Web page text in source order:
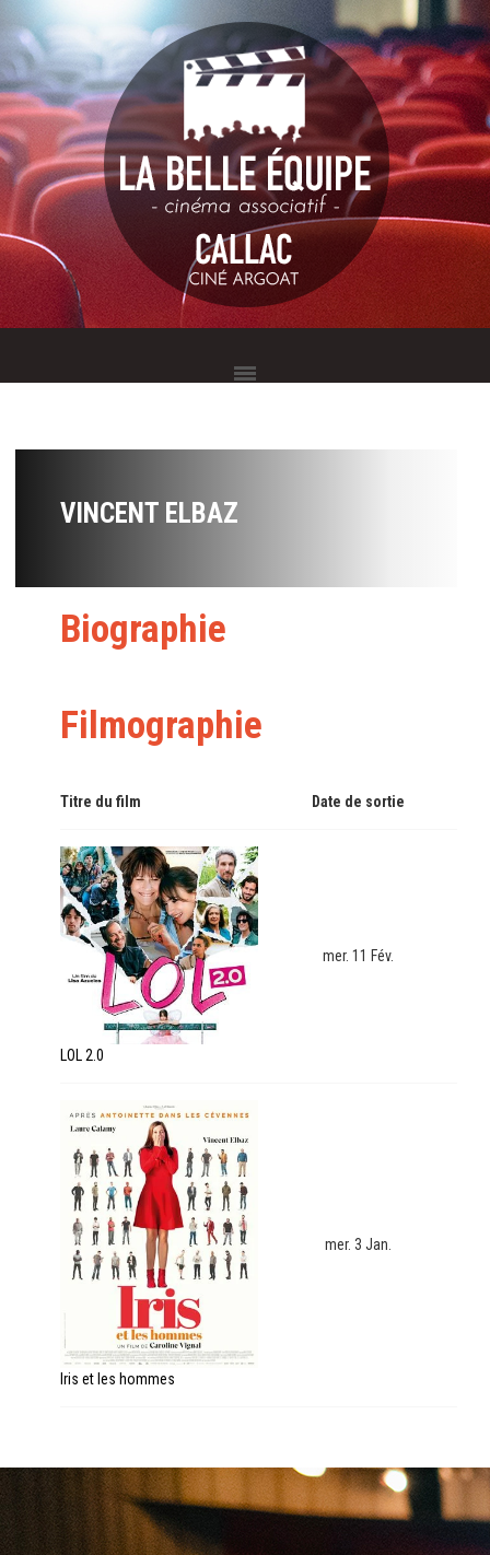
VINCENT ELBAZ
Biographie
Filmographie
Titre du film Date de sortie
LOL 2.0
mer. 11 Fév.
Iris et les hommes
mer. 3 Jan.